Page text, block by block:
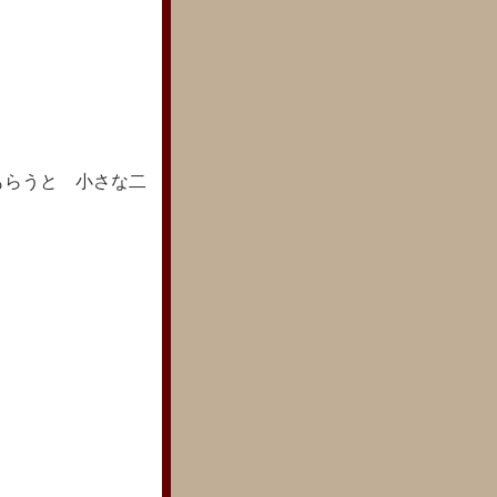
うと 小さな二